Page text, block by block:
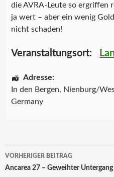
die AVRA-Leute so ergriffen
ja wert – aber ein wenig
nicht schaden!
Veranstaltungsort:
Adresse:
In den Bergen, Nienburg/
Germany
Beitrags-
Navigation
VORHERIGER BEITRAG
Ancarea 27 – Geweihter Untergang